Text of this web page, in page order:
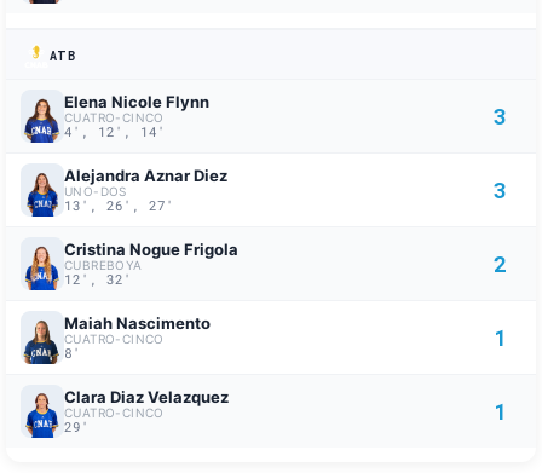
ATB
Elena Nicole Flynn
CUATRO-CINCO
4', 12', 14'
3
Alejandra Aznar Diez
UNO-DOS
13', 26', 27'
3
Cristina Nogue Frigola
CUBREBOYA
12', 32'
2
Maiah Nascimento
CUATRO-CINCO
8'
1
Clara Diaz Velazquez
CUATRO-CINCO
29'
1